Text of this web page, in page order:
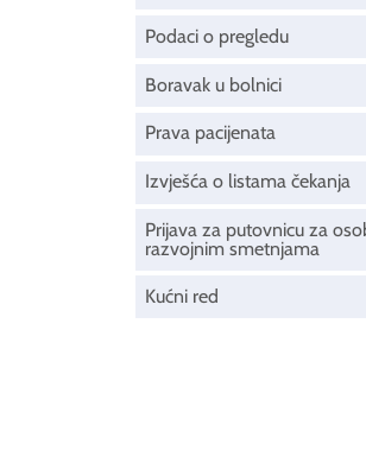
Podaci o pregledu
Boravak u bolnici
Prava pacijenata
Izvješća o listama čekanja
Prijava za putovnicu za
razvojnim smetnjama
Kućni red